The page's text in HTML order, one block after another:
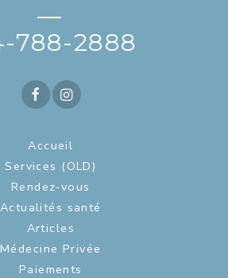
—
788-2888
Accueil
Services (OLD)
Rendez-vous
Actualités santé
Articles
Médecine Privée
Paiements